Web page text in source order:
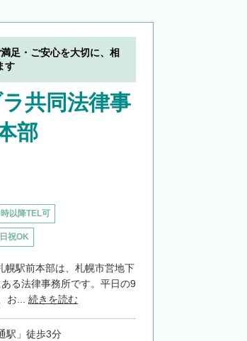
網走郡美幌町
呂郡訓子府町
別郡興部町
流郡平取町 新冠郡新冠町
河東郡士幌町
郡中標津町
足・ご安心を大切に、相
す
共同法律事
部
以降TEL可
祝OK
幌駅前本部は、札幌市営地下
る法律事務所です。平日の9
お... 続きを読む
駅」徒歩3分